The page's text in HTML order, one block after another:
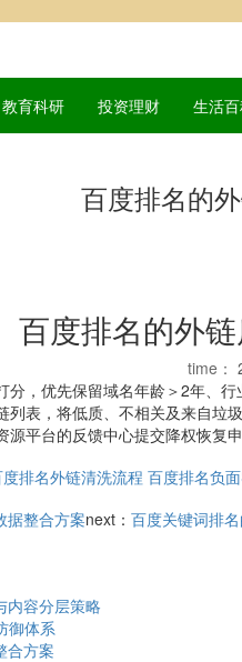
教育科研 投资理财 生活
百度排名的
百度排名的外
time：
，优先保留域名年龄＞2年、
表，将低质、不相关及来自
平台的反馈中心提交降权恢复
排名外链清洗流程 百度排名负
据整合方案next： 百度关键词排
内容分层策略
御体系
合方案